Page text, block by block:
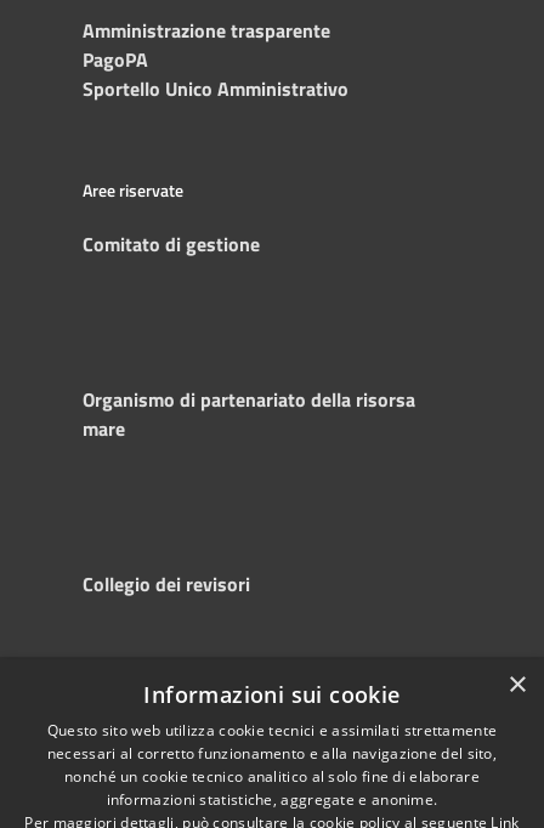
Amministrazione trasparente
PagoPA
Sportello Unico Amministrativo
Aree riservate
Comitato di gestione
Organismo di partenariato della risorsa
mare
Collegio dei revisori
Accessibility
Privacy
Cookie
Sitemap
Copyright © 2025
Autorità di
Sistema Portuale
del Mare Adriatico
Centrale
×
Informazioni sui cookie
Questo sito web utilizza cookie tecnici e assimilati strettamente
necessari al corretto funzionamento e alla navigazione del sito,
nonché un cookie tecnico analitico al solo fine di elaborare
informazioni statistiche, aggregate e anonime.
Per maggiori dettagli, può consultare la cookie policy al seguente Link